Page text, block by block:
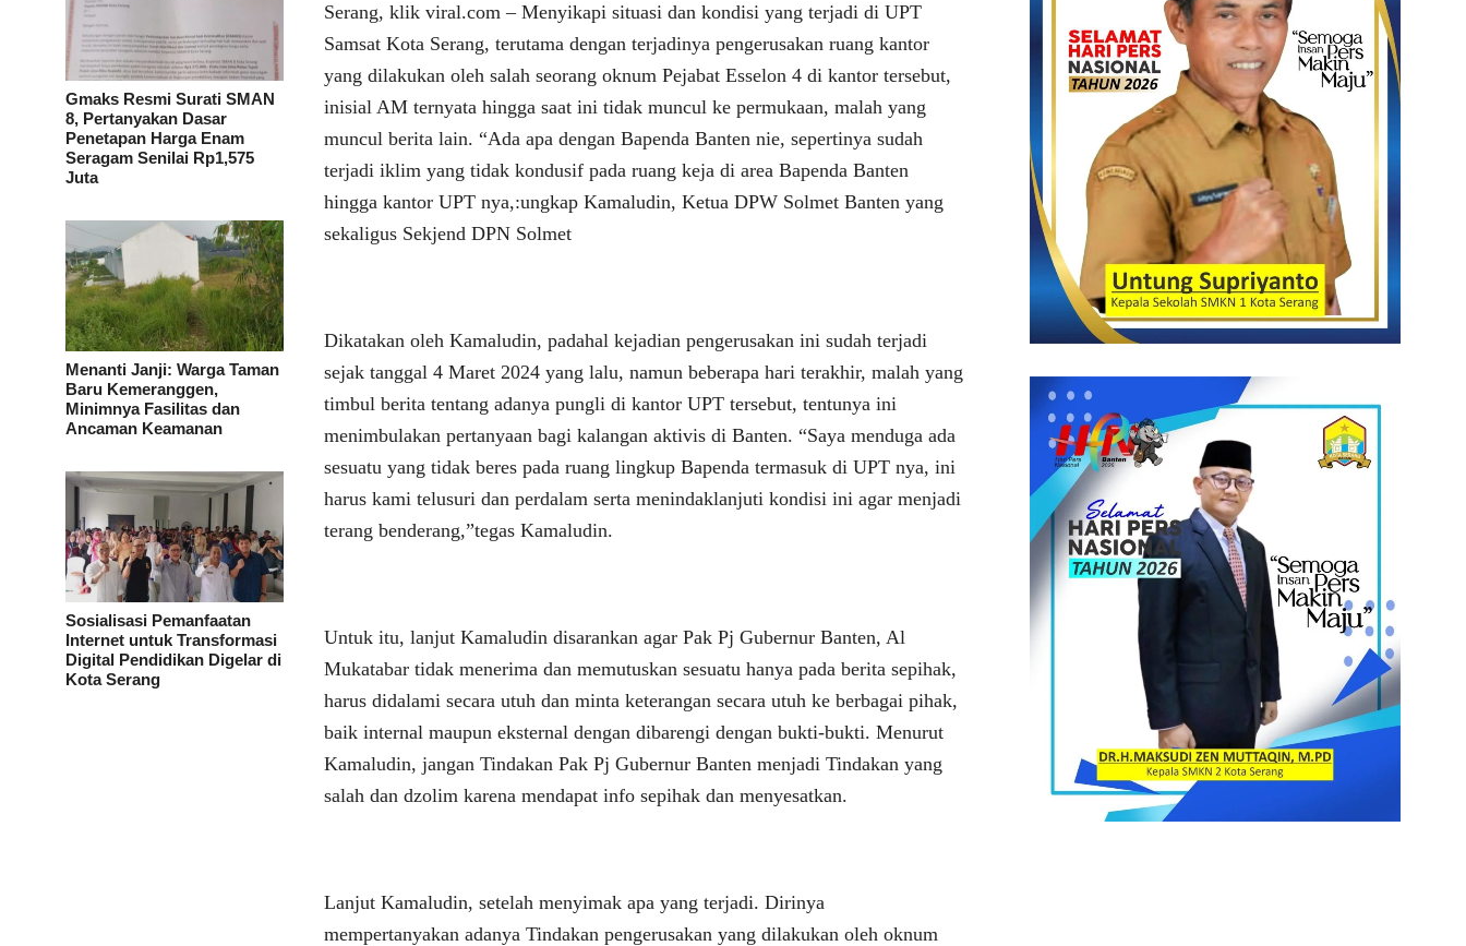
Gmaks Resmi Surati SMAN
8, Pertanyakan Dasar
Penetapan Harga Enam
Seragam Senilai Rp1,575
Juta
Menanti Janji: Warga Taman
Baru Kemeranggen,
Minimnya Fasilitas dan
Ancaman Keamanan
Sosialisasi Pemanfaatan
Internet untuk Transformasi
Digital Pendidikan Digelar di
Kota Serang
Serang, klik viral.com – Menyikapi situasi dan kondisi yang terjadi di UPT
Samsat Kota Serang, terutama dengan terjadinya pengerusakan ruang kantor
yang dilakukan oleh salah seorang oknum Pejabat Esselon 4 di kantor tersebut,
inisial AM ternyata hingga saat ini tidak muncul ke permukaan, malah yang
muncul berita lain. “Ada apa dengan Bapenda Banten nie, sepertinya sudah
terjadi iklim yang tidak kondusif pada ruang keja di area Bapenda Banten
hingga kantor UPT nya,:ungkap Kamaludin, Ketua DPW Solmet Banten yang
sekaligus Sekjend DPN Solmet
Dikatakan oleh Kamaludin, padahal kejadian pengerusakan ini sudah terjadi
sejak tanggal 4 Maret 2024 yang lalu, namun beberapa hari terakhir, malah yang
timbul berita tentang adanya pungli di kantor UPT tersebut, tentunya ini
menimbulakan pertanyaan bagi kalangan aktivis di Banten. “Saya menduga ada
sesuatu yang tidak beres pada ruang lingkup Bapenda termasuk di UPT nya, ini
harus kami telusuri dan perdalam serta menindaklanjuti kondisi ini agar menjadi
terang benderang,”tegas Kamaludin.
Untuk itu, lanjut Kamaludin disarankan agar Pak Pj Gubernur Banten, Al
Mukatabar tidak menerima dan memutuskan sesuatu hanya pada berita sepihak,
harus didalami secara utuh dan minta keterangan secara utuh ke berbagai pihak,
baik internal maupun eksternal dengan dibarengi dengan bukti-bukti. Menurut
Kamaludin, jangan Tindakan Pak Pj Gubernur Banten menjadi Tindakan yang
salah dan dzolim karena mendapat info sepihak dan menyesatkan.
Lanjut Kamaludin, setelah menyimak apa yang terjadi. Dirinya
mempertanyakan adanya Tindakan pengerusakan yang dilakukan oleh oknum